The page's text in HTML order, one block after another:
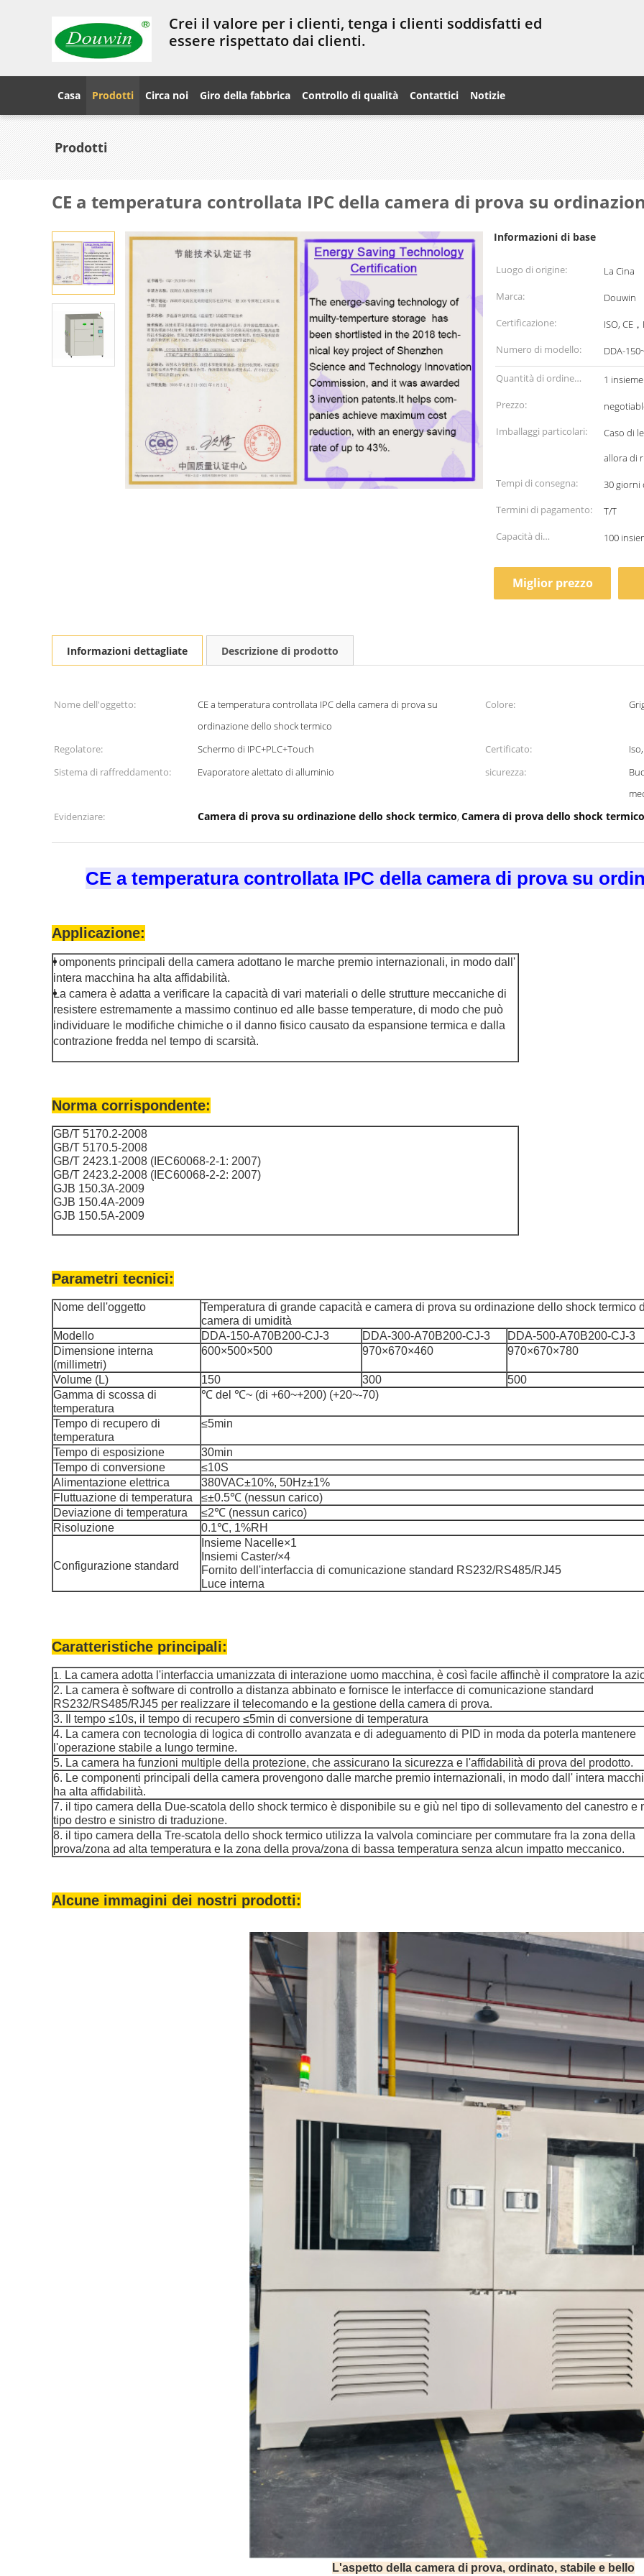
Crei il valore per i clienti, tenga i clienti soddisfatti ed
essere rispettato dai clienti.
Casa Prodotti Circa noi Giro della fabbrica Controllo di qualità Contattici Notizie
Prodotti
CE a temperatura controllata IPC della camera di prova su
Informazioni di base
Luogo di origine:
La Cina
Marca:
Douwin
Certificazione:
ISO, CE
Numero di modello:
DDA-
Quantità di ordine
minimo:
1 insieme
Prezzo:
Imballaggi particolari:
Caso di
allora di
Tempi di consegna:
30
Termini di pagamento:
T/T
Capacità di
100
Miglior prezzo
Informazioni dettagliate Descrizione di prodotto
Nome dell'oggetto:
CE a temperatura controllata IPC della camera di prova su
ordinazione dello shock termico
Colore:
Regolatore: Schermo di IPC+PLC+Touch Certificato:
Sistema di raffreddamento:
Evaporatore alettato di alluminio sicurezza:
Evidenziare:
Camera di prova su ordinazione dello shock termico, Camera di prova dello shock
CE a temperatura controllata IPC della camera di prova su
Applicazione:
I omponents principali della camera adottano le marche premio internazionali, in modo dall'
intera macchina ha alta affidabilità.
La camera è adatta a verificare la capacità di vari materiali o delle strutture meccaniche di
resistere estremamente a massimo continuo ed alle basse temperature, di modo che può
individuare le modifiche chimiche o il danno fisico causato da espansione termica e dalla
contrazione fredda nel tempo di scarsità.
Norma corrispondente:
GB/T 5170.2-2008
GB/T 5170.5-2008
GB/T 2423.1-2008 (IEC60068-2-1: 2007)
GB/T 2423.2-2008 (IEC60068-2-2: 2007)
GJB 150.3A-2009
GJB 150.4A-2009
GJB 150.5A-2009
Parametri tecnici:
Nome dell'oggetto
Temperatura di grande capacità e camera di prova su ordinazione dello shock termico
camera di umidità
Modello
DDA-150-A70B200-CJ-3 DDA-300-A70B200-CJ-3
DDA-500-A70B200-CJ-3
Dimensione interna
(millimetri)
600×500×500 970×670×460 970×670×780
Volume (L) 150 300
500
Gamma di scossa di
temperatura
℃ del ℃~ (di +60~+200) (+20~-70)
Tempo di recupero di
temperatura
≤5min
Tempo di esposizione
30min
Tempo di conversione
≤10S
Alimentazione elettrica
380VAC±10%, 50Hz±1%
Fluttuazione di temperatura
≤±0.5℃ (nessun carico)
Deviazione di temperatura
≤2℃ (nessun carico)
Risoluzione
0.1℃, 1%RH
Configurazione standard
Insieme Nacelle×1
Insiemi Caster/×4
Fornito dell'interfaccia di comunicazione standard RS232/RS485/RJ45
Luce interna
Caratteristiche principali:
1.
La camera adotta l'interfaccia umanizzata di interazione uomo macchina, è così facile affinchè il compratore la
2. La camera è software di controllo a distanza abbinato e fornisce le interfacce di comunicazione standard
RS232/RS485/RJ45 per realizzare il telecomando e la gestione della camera di prova.
3. Il tempo ≤10s, il tempo di recupero ≤5min di conversione di temperatura
4. La camera con tecnologia di logica di controllo avanzata e di adeguamento di PID in moda da poterla mantenere
l'operazione stabile a lungo termine.
5. La camera ha funzioni multiple della protezione, che assicurano la sicurezza e l'affidabilità di prova del prodotto.
6. Le componenti principali della camera provengono dalle marche premio internazionali, in modo dall' intera
ha alta affidabilità.
7. il tipo camera della Due-scatola dello shock termico è disponibile su e giù nel tipo di sollevamento del canestro e
tipo destro e sinistro di traduzione.
8. il tipo camera della Tre-scatola dello shock termico utilizza la valvola cominciare per commutare fra la zona della
prova/zona ad alta temperatura e la zona della prova/zona di bassa temperatura senza alcun impatto meccanico.
Alcune immagini dei nostri prodotti:
L'aspetto della camera di prova, ordinato, stabile e bello